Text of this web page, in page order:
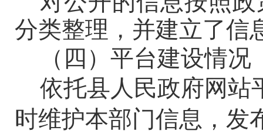
分类整理，并建立了信
（四） 平台建设情况
依托县人民政府网站
时维护本部门信息，发